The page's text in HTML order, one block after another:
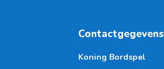
Contactgegevens
Koning Bordspel